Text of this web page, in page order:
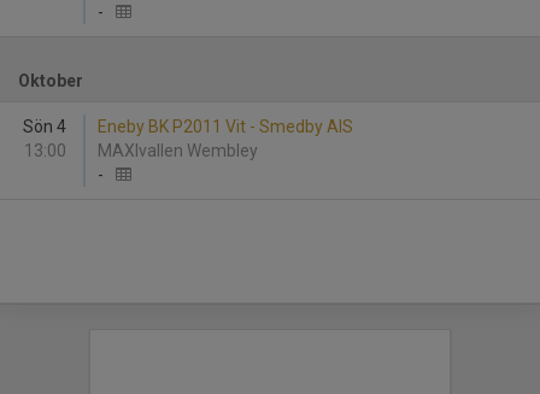
-
Oktober
Sön 4
13:00
Eneby BK P2011 Vit - Smedby AIS
MAXIvallen Wembley
-